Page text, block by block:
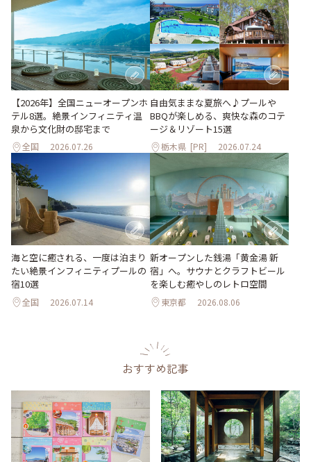
【2026年】全国ニューオープンホ
テル8選。絶景インフィニティ温
泉から文化財の邸宅まで
全国 2026.07.26
自由気ままな夏旅へ♪プールや
BBQが楽しめる、爽快な森のコテ
ージ＆リゾート15選
栃木県 [PR] 2026.07.24
海と空に癒される、一度は泊まり
たい絶景インフィニティプールの
宿10選
全国 2026.07.14
新オープンした銭湯「黄金湯 新
宿」へ。サウナとクラフトビール
を楽しむ癒やしのレトロ空間
東京都 2026.08.06
おすすめ記事